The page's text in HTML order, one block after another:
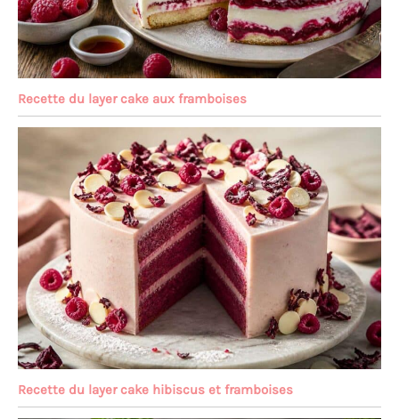
Recette du layer cake aux framboises
Recette du layer cake hibiscus et framboises